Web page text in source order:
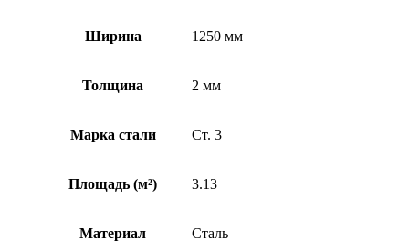
Ширина 1250 мм
Толщина 2 мм
Марка стали Ст. 3
Площадь (м²) 3.13
Материал Сталь